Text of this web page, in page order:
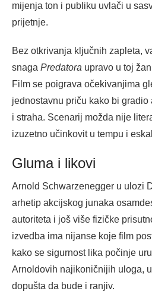
mijenja ton i publiku uvlači u
prijetnje.
Bez otkrivanja ključnih zapleta,
snaga Predatora upravo u toj
Film se poigrava očekivanjima
jednostavnu priču kako bi gradio
i straha. Scenarij možda nije
izuzetno učinkovit u tempu i
Gluma i likovi
Arnold Schwarzenegger u ulozi
arhetip akcijskog junaka
autoriteta i još više fizičke
izvedba ima nijanse koje film
kako se sigurnost lika počinje
Arnoldovih najikoničnijih uloga,
dopušta da bude i ranjiv.